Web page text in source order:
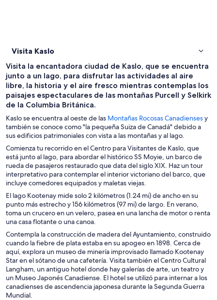
Visita Kaslo
Visita la encantadora ciudad de Kaslo, que se encuentra
junto a un lago, para disfrutar las actividades al aire
libre, la historia y el aire fresco mientras contemplas los
paisajes espectaculares de las montañas Purcell y Selkirk
de la Columbia Británica.
Kaslo se encuentra al oeste de las Montañas Rocosas CanadiensesS
n
n
e
v
v
e
n
t
a
y
también se conoce como "la pequeña Suiza de Canadá" debido a
sus edificios patrimoniales con vista a las montañas y al lago.
Comienza tu recorrido en el Centro para Visitantes de Kaslo, que
está junto al lago, para abordar el histórico SS Moyie, un barco de
rueda de pasajeros restaurado que data del siglo XIX. Haz un tour
interpretativo para contemplar el interior victoriano del barco, que
incluye comedores equipados y maletas viejas.
El lago Kootenay mide solo 2 kilómetros (1.24 mi) de ancho en su
punto más estrecho y 156 kilómetros (97 mi) de largo. En verano,
toma un crucero en un velero, pasea en una lancha de motor o renta
una casa flotante o una canoa.
Contempla la construcción de madera del Ayuntamiento, construido
cuando la fiebre de plata estaba en su apogeo en 1898. Cerca de
aquí, explora un museo de minería improvisado llamado Kootenay
Star en el sótano de una cafetería. Visita también el Centro Cultural
Langham, un antiguo hotel donde hay galerías de arte, un teatro y
un Museo Japonés Canadiense. El hotel se utilizó para internar a los
canadienses de ascendencia japonesa durante la Segunda Guerra
Mundial.